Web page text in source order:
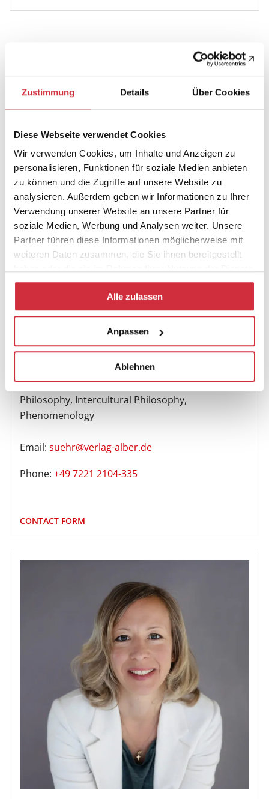
Zustimmung Details Über Cookies
Diese Webseite verwendet Cookies
Wir verwenden Cookies, um Inhalte und Anzeigen zu
personalisieren, Funktionen für soziale Medien anbieten
zu können und die Zugriffe auf unsere Website zu
analysieren. Außerdem geben wir Informationen zu Ihrer
Verwendung unserer Website an unsere Partner für
soziale Medien, Werbung und Analysen weiter. Unsere
Partner führen diese Informationen möglicherweise mit
weiteren Daten zusammen, die Sie ihnen bereitgestellt
gesammelt haben.
Alle zulassen
Anpassen
Ablehnen
Dr. Maik Sühr
Editor
Fields of Expertise: Ancient Philosophy, Analytical
Philosophy, Intercultural Philosophy,
Phenomenology
Email: suehr@verlag-alber.de
Phone: +49 7221 2104-335
CONTACT FORM